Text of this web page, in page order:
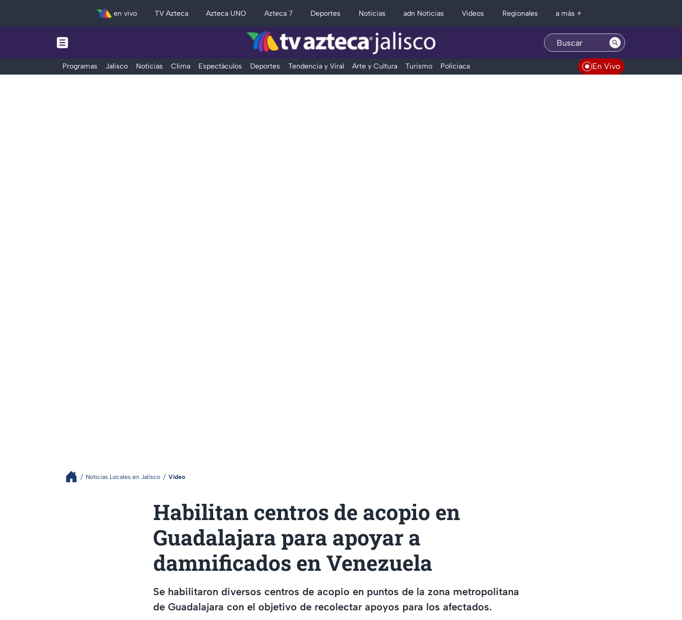
en vivo TV Azteca Azteca UNO Azteca 7 Deportes Noticias adn Noticias Videos Regionales a más +
Programas Jalisco Noticias Clima Espectáculos Deportes Tendencia y Viral Arte y Cultura Turismo Policiaca En Vivo
Noticias Locales en Jalisco Video
Habilitan centros de acopio en
Guadalajara para apoyar a
damnificados en Venezuela
Se habilitaron diversos centros de acopio en puntos de la zona metropolitana
de Guadalajara con el objetivo de recolectar apoyos para los afectados.